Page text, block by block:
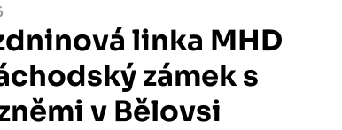
linka MHD
zámek s
v Bělovsi